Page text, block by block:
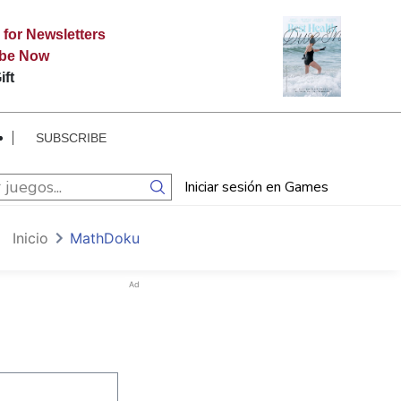
for Newsletters
Now
SUBSCRIBE
Iniciar sesión en Games
Inicio MathDoku
Ad